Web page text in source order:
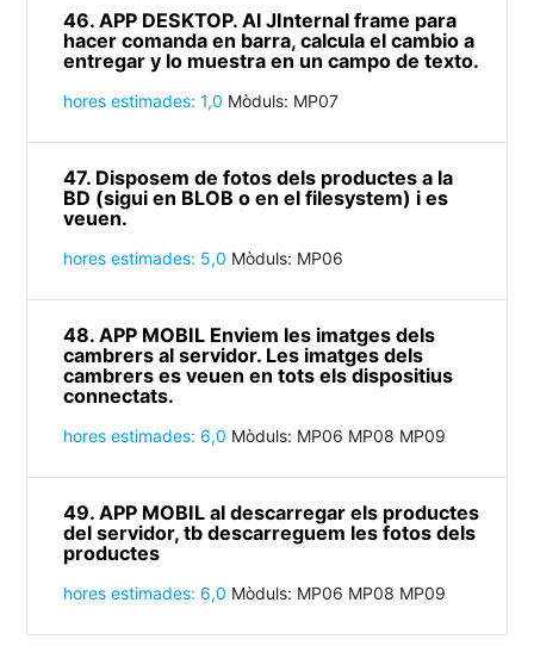
46. APP DESKTOP. Al JInternal frame para
hacer comanda en barra, calcula el cambio a
entregar y lo muestra en un campo de texto.
hores estimades: 1,0 Mòduls: MP07
47. Disposem de fotos dels productes a la
BD (sigui en BLOB o en el filesystem) i es
veuen.
hores estimades: 5,0 Mòduls: MP06
48. APP MOBIL Enviem les imatges dels
cambrers al servidor. Les imatges dels
cambrers es veuen en tots els dispositius
connectats.
hores estimades: 6,0 Mòduls: MP06 MP08 MP09
49. APP MOBIL al descarregar els productes
del servidor, tb descarreguem les fotos dels
productes
hores estimades: 6,0 Mòduls: MP06 MP08 MP09